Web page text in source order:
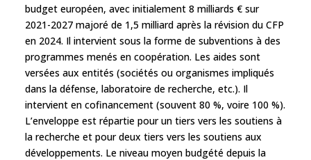
budget européen, avec initialement 8 milliards € sur
2021-2027 majoré de 1,5 milliard après la révision du CFP
en 2024. Il intervient sous la forme de subventions à des
programmes menés en coopération. Les aides sont
versées aux entités (sociétés ou organismes impliqués
dans la défense, laboratoire de recherche, etc.). Il
intervient en cofinancement (souvent 80 %, voire 100 %).
L’enveloppe est répartie pour un tiers vers les soutiens à
la recherche et pour deux tiers vers les soutiens aux
développements. Le niveau moyen budgété depuis la